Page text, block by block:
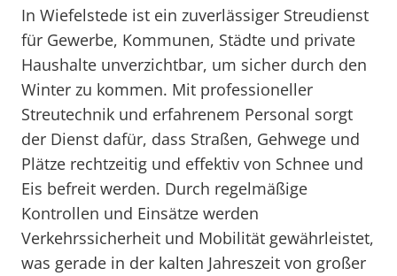
In Wiefelstede ist ein zuverlässiger Streudienst
für Gewerbe, Kommunen, Städte und private
Haushalte unverzichtbar, um sicher durch den
Winter zu kommen. Mit professioneller
Streutechnik und erfahrenem Personal sorgt
der Dienst dafür, dass Straßen, Gehwege und
Plätze rechtzeitig und effektiv von Schnee und
Eis befreit werden. Durch regelmäßige
Kontrollen und Einsätze werden
Verkehrssicherheit und Mobilität gewährleistet,
was gerade in der kalten Jahreszeit von großer